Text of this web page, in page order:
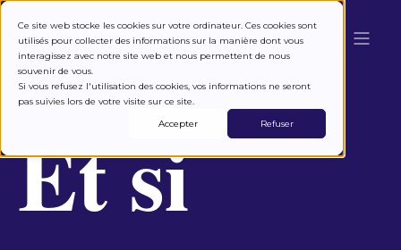
Ce site web stocke les cookies sur votre ordinateur. Ces cookies sont
utilisés pour collecter des informations sur la manière dont vous
interagissez avec notre site web et nous permettent de nous
souvenir de vous.
Si vous refusez l'utilisation des cookies, vos informations ne seront
pas suivies lors de votre visite sur ce site.
Accepter
Refuser
Et si